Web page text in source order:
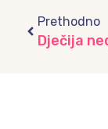
Prethodno
Dječija